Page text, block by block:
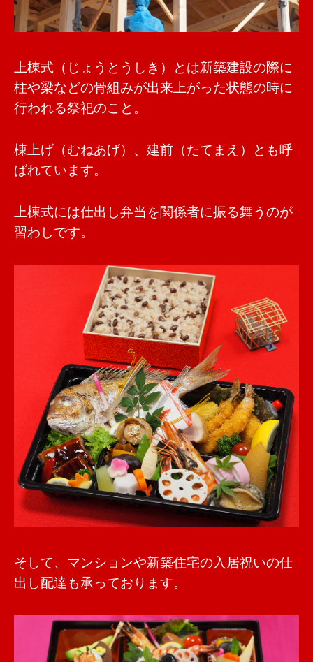
上棟式（じょうとうしき）とは新築建設の際に
柱や梁などの骨組みが出来上がった状態の時に
行われる祭祀のこと。
棟上げ（むねあげ）、建前（たてまえ）とも呼
ばれています。
上棟式には仕出し弁当を関係者に振る舞うのが
習わしです。
そして、マンションや新築住宅の入居祝いの仕
出し配達も承っております。